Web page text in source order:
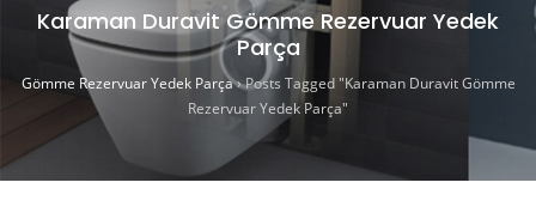
Karaman Duravit Gömme Rezervuar Yedek
Parça
Gömme Rezervuar Yedek Parça›Posts Tagged "Karaman Duravit Gömme
Rezervuar Yedek Parça"